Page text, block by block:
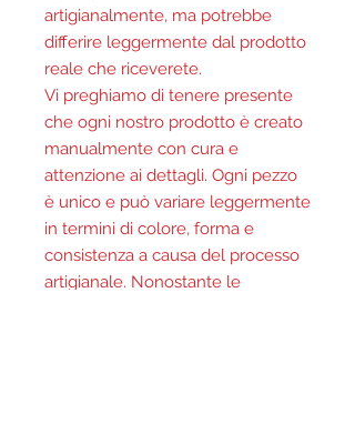
artigianalmente, ma potrebbe
differire leggermente dal prodotto
reale che riceverete.
Vi preghiamo di tenere presente
che ogni nostro prodotto è creato
manualmente con cura e
attenzione ai dettagli. Ogni pezzo
è unico e può variare leggermente
in termini di colore, forma e
consistenza a causa del processo
artigianale. Nonostante le